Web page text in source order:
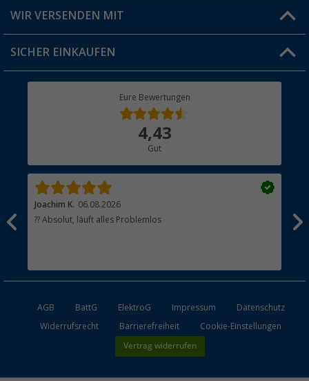
Jobs & Karriere
Versandinformationen
Rücksendung
WIR VERSENDEN MIT
SICHER EINKAUFEN
Eure Bewertungen
4,43
Gut
Joachim K. 06.08.2026
?? Absolut, läuft alles Problemlos
AGB BattG ElektroG Impressum
Datenschutz
Widerrufsrecht
Barrierefreiheit Cookie-Einstellungen
Vertrag widerrufen